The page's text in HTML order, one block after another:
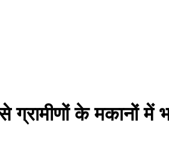
ग्रामीणों के मकानों में